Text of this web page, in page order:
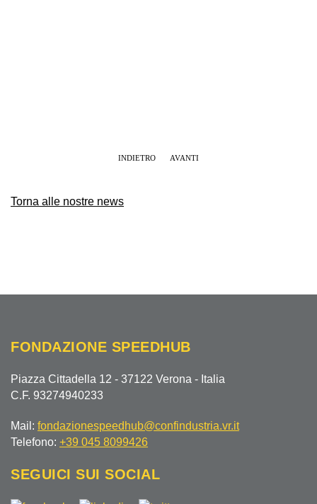
INDIETRO AVANTI
Torna alle nostre news
FONDAZIONE SPEEDHUB
Piazza Cittadella 12 - 37122 Verona - Italia
C.F. 93274940233
Mail: fondazionespeedhub@confindustria.vr.it
Telefono: +39 045 8099426
SEGUICI SUI SOCIAL